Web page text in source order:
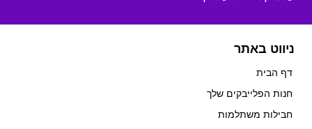
ניווט באתר
דף הבית
חנות הפלייבקים שלך
חבילות משתלמות